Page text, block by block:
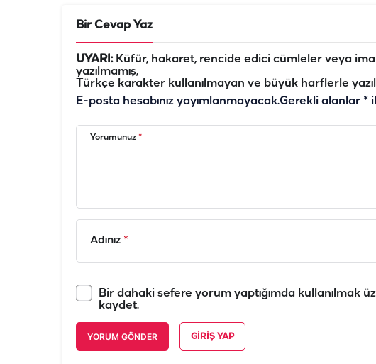
Bir Cevap Yaz
UYARI:Küfür, hakaret, rencide edici cümleler veya
yazılmamış,
Türkçe karakter kullanılmayan ve büyük harflerle
E-posta hesabınız yayımlanmayacak.Gerekli alanlar *
Yorumunuz *
Adınız *
Bir dahaki sefere yorum yaptığımda kullanılmak
kaydet.
YORUM GÖNDER GIRIŞ YAP